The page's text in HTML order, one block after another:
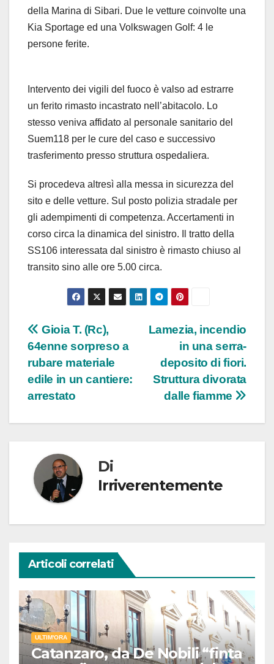
della Marina di Sibari. Due le vetture coinvolte una
Kia Sportage ed una Volkswagen Golf: 4 le
persone ferite.
Intervento dei vigili del fuoco è valso ad estrarre
un ferito rimasto incastrato nell’abitacolo. Lo
stesso veniva affidato al personale sanitario del
Suem118 per le cure del caso e successivo
trasferimento presso struttura ospedaliera.
Si procedeva altresì alla messa in sicurezza del
sito e delle vetture. Sul posto polizia stradale per
gli adempimenti di competenza. Accertamenti in
corso circa la dinamica del sinistro. Il tratto della
SS106 interessata dal sinistro è rimasto chiuso al
transito sino alle ore 5.00 circa.
Navigazione
articoli
Lamezia, incendio
in una serra-
deposito di fiori.
Struttura divorata
dalle fiamme
Gioia T. (Rc),
64enne sorpreso a
rubare materiale
edile in un cantiere:
arrestato
Di
Irriverentemente
Articoli correlati
ULTIM'ORA
Catanzaro, da De Nobili “finta